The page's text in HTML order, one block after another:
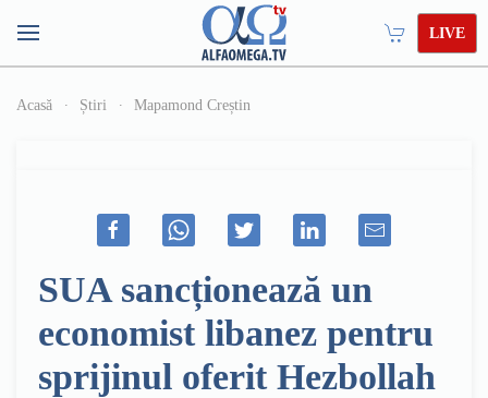
LIVE
Acasă Știri Mapamond Creștin
SUA sancționează un
economist libanez pentru
sprijinul oferit Hezbollah